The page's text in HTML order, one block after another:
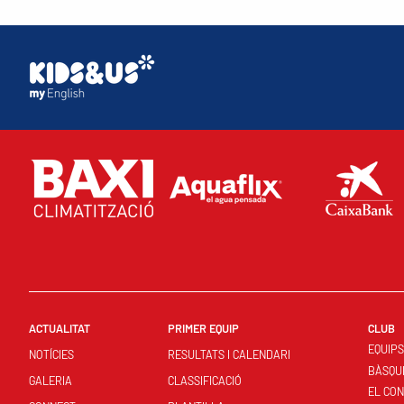
ACTUALITAT
NOTÍCIES
GALERIA
PRIMER EQUIP
RESULTATS I CALENDARI
CLASSIFICACIÓ
CLUB
EL